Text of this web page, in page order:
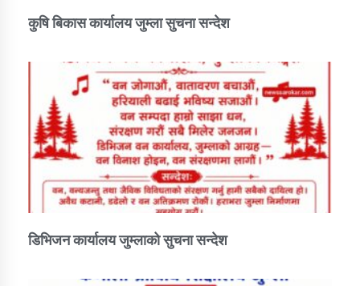
कुषि बिकास कार्यालय जुम्ला सुचना सन्देश
डिभिजन कार्यालय जुम्लाको सुचना सन्देश